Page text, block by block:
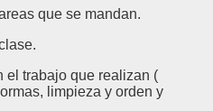
que se mandan.
el trabajo que realizan (
limpieza y orden y